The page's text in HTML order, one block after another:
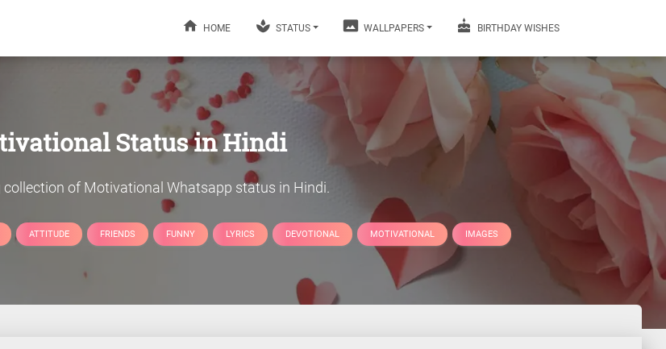
HOME STATUS WALLPAPERS BIRTHDAY WISHES
Status in Hindi
collection of Motivational Whatsapp status in Hindi.
ATTITUDE FRIENDS FUNNY LYRICS DEVOTIONAL MOTIVATIONAL IMAGES